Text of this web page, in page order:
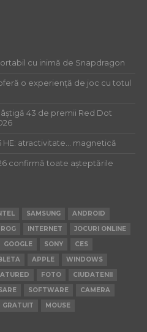
cu inimă de Snapdragon
o experiență de joc cu totul
43 de premii Red Dot
HE: atractivitate… magnetică
confirmă toate așteptările
SAMSUNG
ANDROID
ROG INTERNET
JOCURI ONLINE
GOOGLE SONY
CES
APPLE
WINDOWS
FOTO
CIUDATENII
SOFTWARE
CAMERA
GRATUIT MOUSE